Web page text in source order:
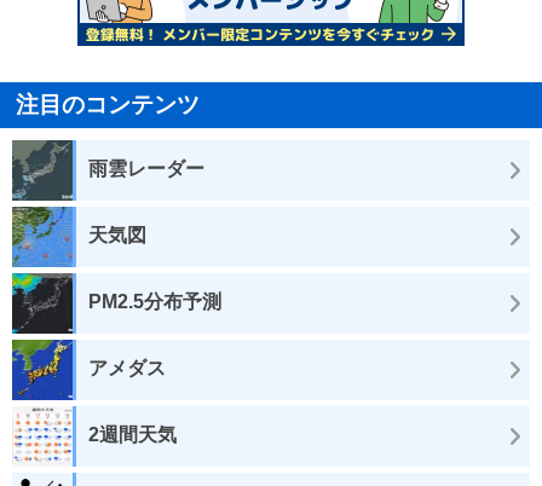
注目のコンテンツ
雨雲レーダー
天気図
PM2.5分布予測
アメダス
2週間天気